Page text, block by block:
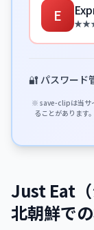
E
🔐 パスワード
※ save-clipは当サ
ることがあります
Just Eat（
北朝鮮で